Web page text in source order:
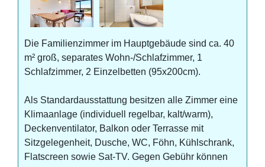
Die Familienzimmer im Hauptgebäude sind ca. 40
m² groß, separates Wohn-/Schlafzimmer, 1
Schlafzimmer, 2 Einzelbetten (95x200cm).
Als Standardausstattung besitzen alle Zimmer eine
Klimaanlage (individuell regelbar, kalt/warm),
Deckenventilator, Balkon oder Terrasse mit
Sitzgelegenheit, Dusche, WC, Föhn, Kühlschrank,
Flatscreen sowie Sat-TV. Gegen Gebühr können